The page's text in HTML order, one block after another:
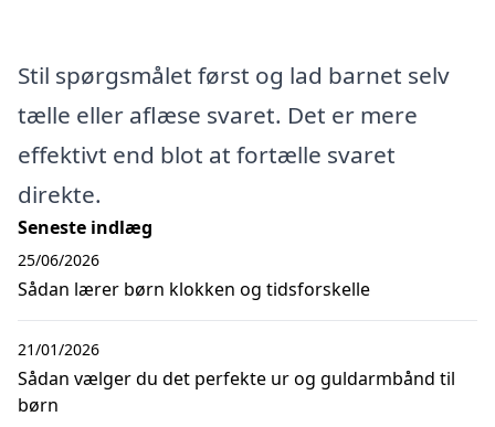
Stil spørgsmålet først og lad barnet selv
tælle eller aflæse svaret. Det er mere
effektivt end blot at fortælle svaret
direkte.
Seneste indlæg
Sådan lærer børn klokken og tidsforskelle
25/06/2026
Sådan vælger du det perfekte ur og guldarmbånd til
børn
21/01/2026